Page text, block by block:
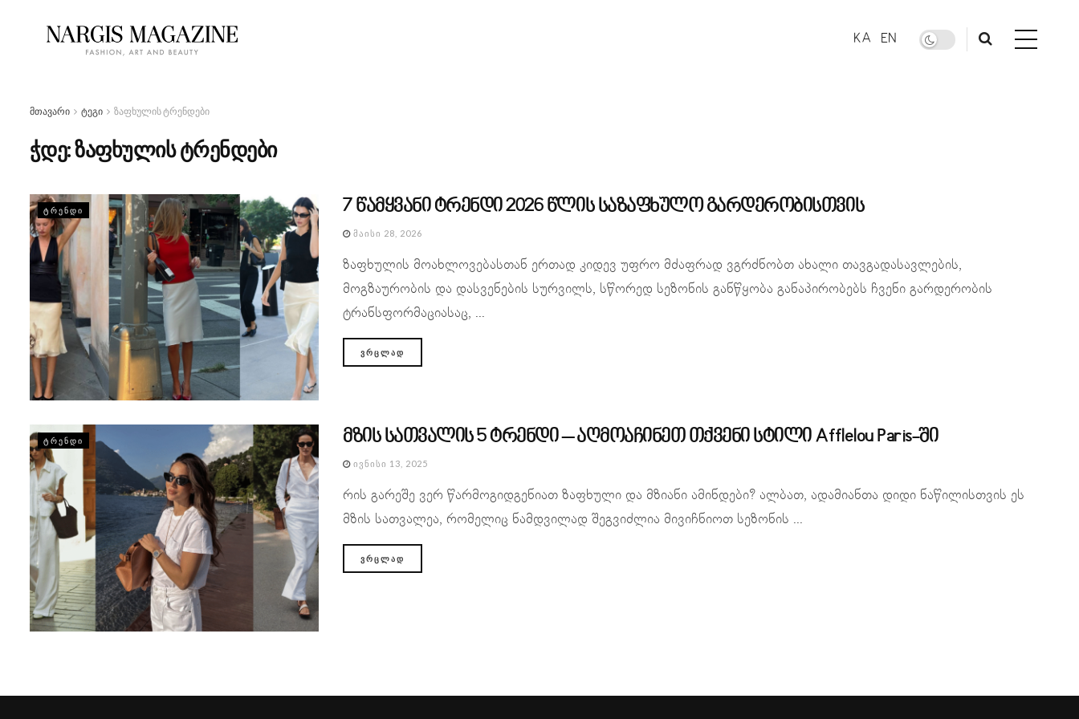
KA EN
მთავარი ტეგი ზაფხულის ტრენდები
ჭდე:ზაფხულის ტრენდები
ᲢᲠᲔᲜᲓᲘ 7 წამყვანი ტრენდი 2026 წლის საზაფხულო გარდერობისთვის
ᲛᲐᲘᲡᲘ 28, 2026
ზაფხულის მოახლოვებასთან ერთად კიდევ უფრო მძაფრად ვგრძნობთ ახალი თავგადასავლების,
მოგზაურობის და დასვენების სურვილს, სწორედ სეზონის განწყობა განაპირობებს ჩვენი გარდერობის
ტრანსფორმაციასაც, ...
ᲕᲠᲪᲚᲐᲓ
ᲢᲠᲔᲜᲓᲘ მზის სათვალის 5 ტრენდი – აღმოაჩინეთ თქვენი სტილი Afflelou Paris-ში
ᲘᲕᲜᲘᲡᲘ 13, 2025
რის გარეშე ვერ წარმოგიდგენიათ ზაფხული და მზიანი ამინდები? ალბათ, ადამიანთა დიდი ნაწილისთვის ეს
მზის სათვალეა, რომელიც ნამდვილად შეგვიძლია მივიჩნიოთ სეზონის ...
ᲕᲠᲪᲚᲐᲓ